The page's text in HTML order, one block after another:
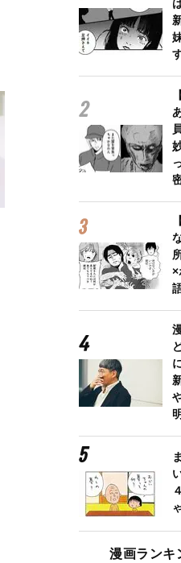
×
漫画ランキ